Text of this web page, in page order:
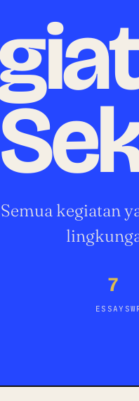
kegiatan
7
ESSAYS